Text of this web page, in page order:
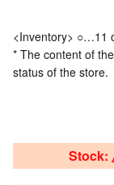
<Inventory> ○…11
* The content of
status of the store.
Stock: